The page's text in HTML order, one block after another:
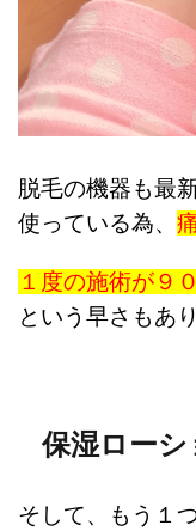
脱毛の機器も最
使っている為、
１度の施術が９
という早さもあり
保湿ロー
そして、もう１